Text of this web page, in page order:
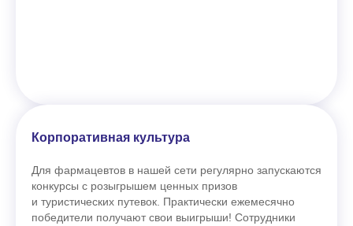
Корпоративная культура
Для фармацевтов в нашей сети регулярно запускаются
конкурсы с розыгрышем ценных призов
и туристических путевок. Практически ежемесячно
победители получают свои выигрыши! Сотрудники